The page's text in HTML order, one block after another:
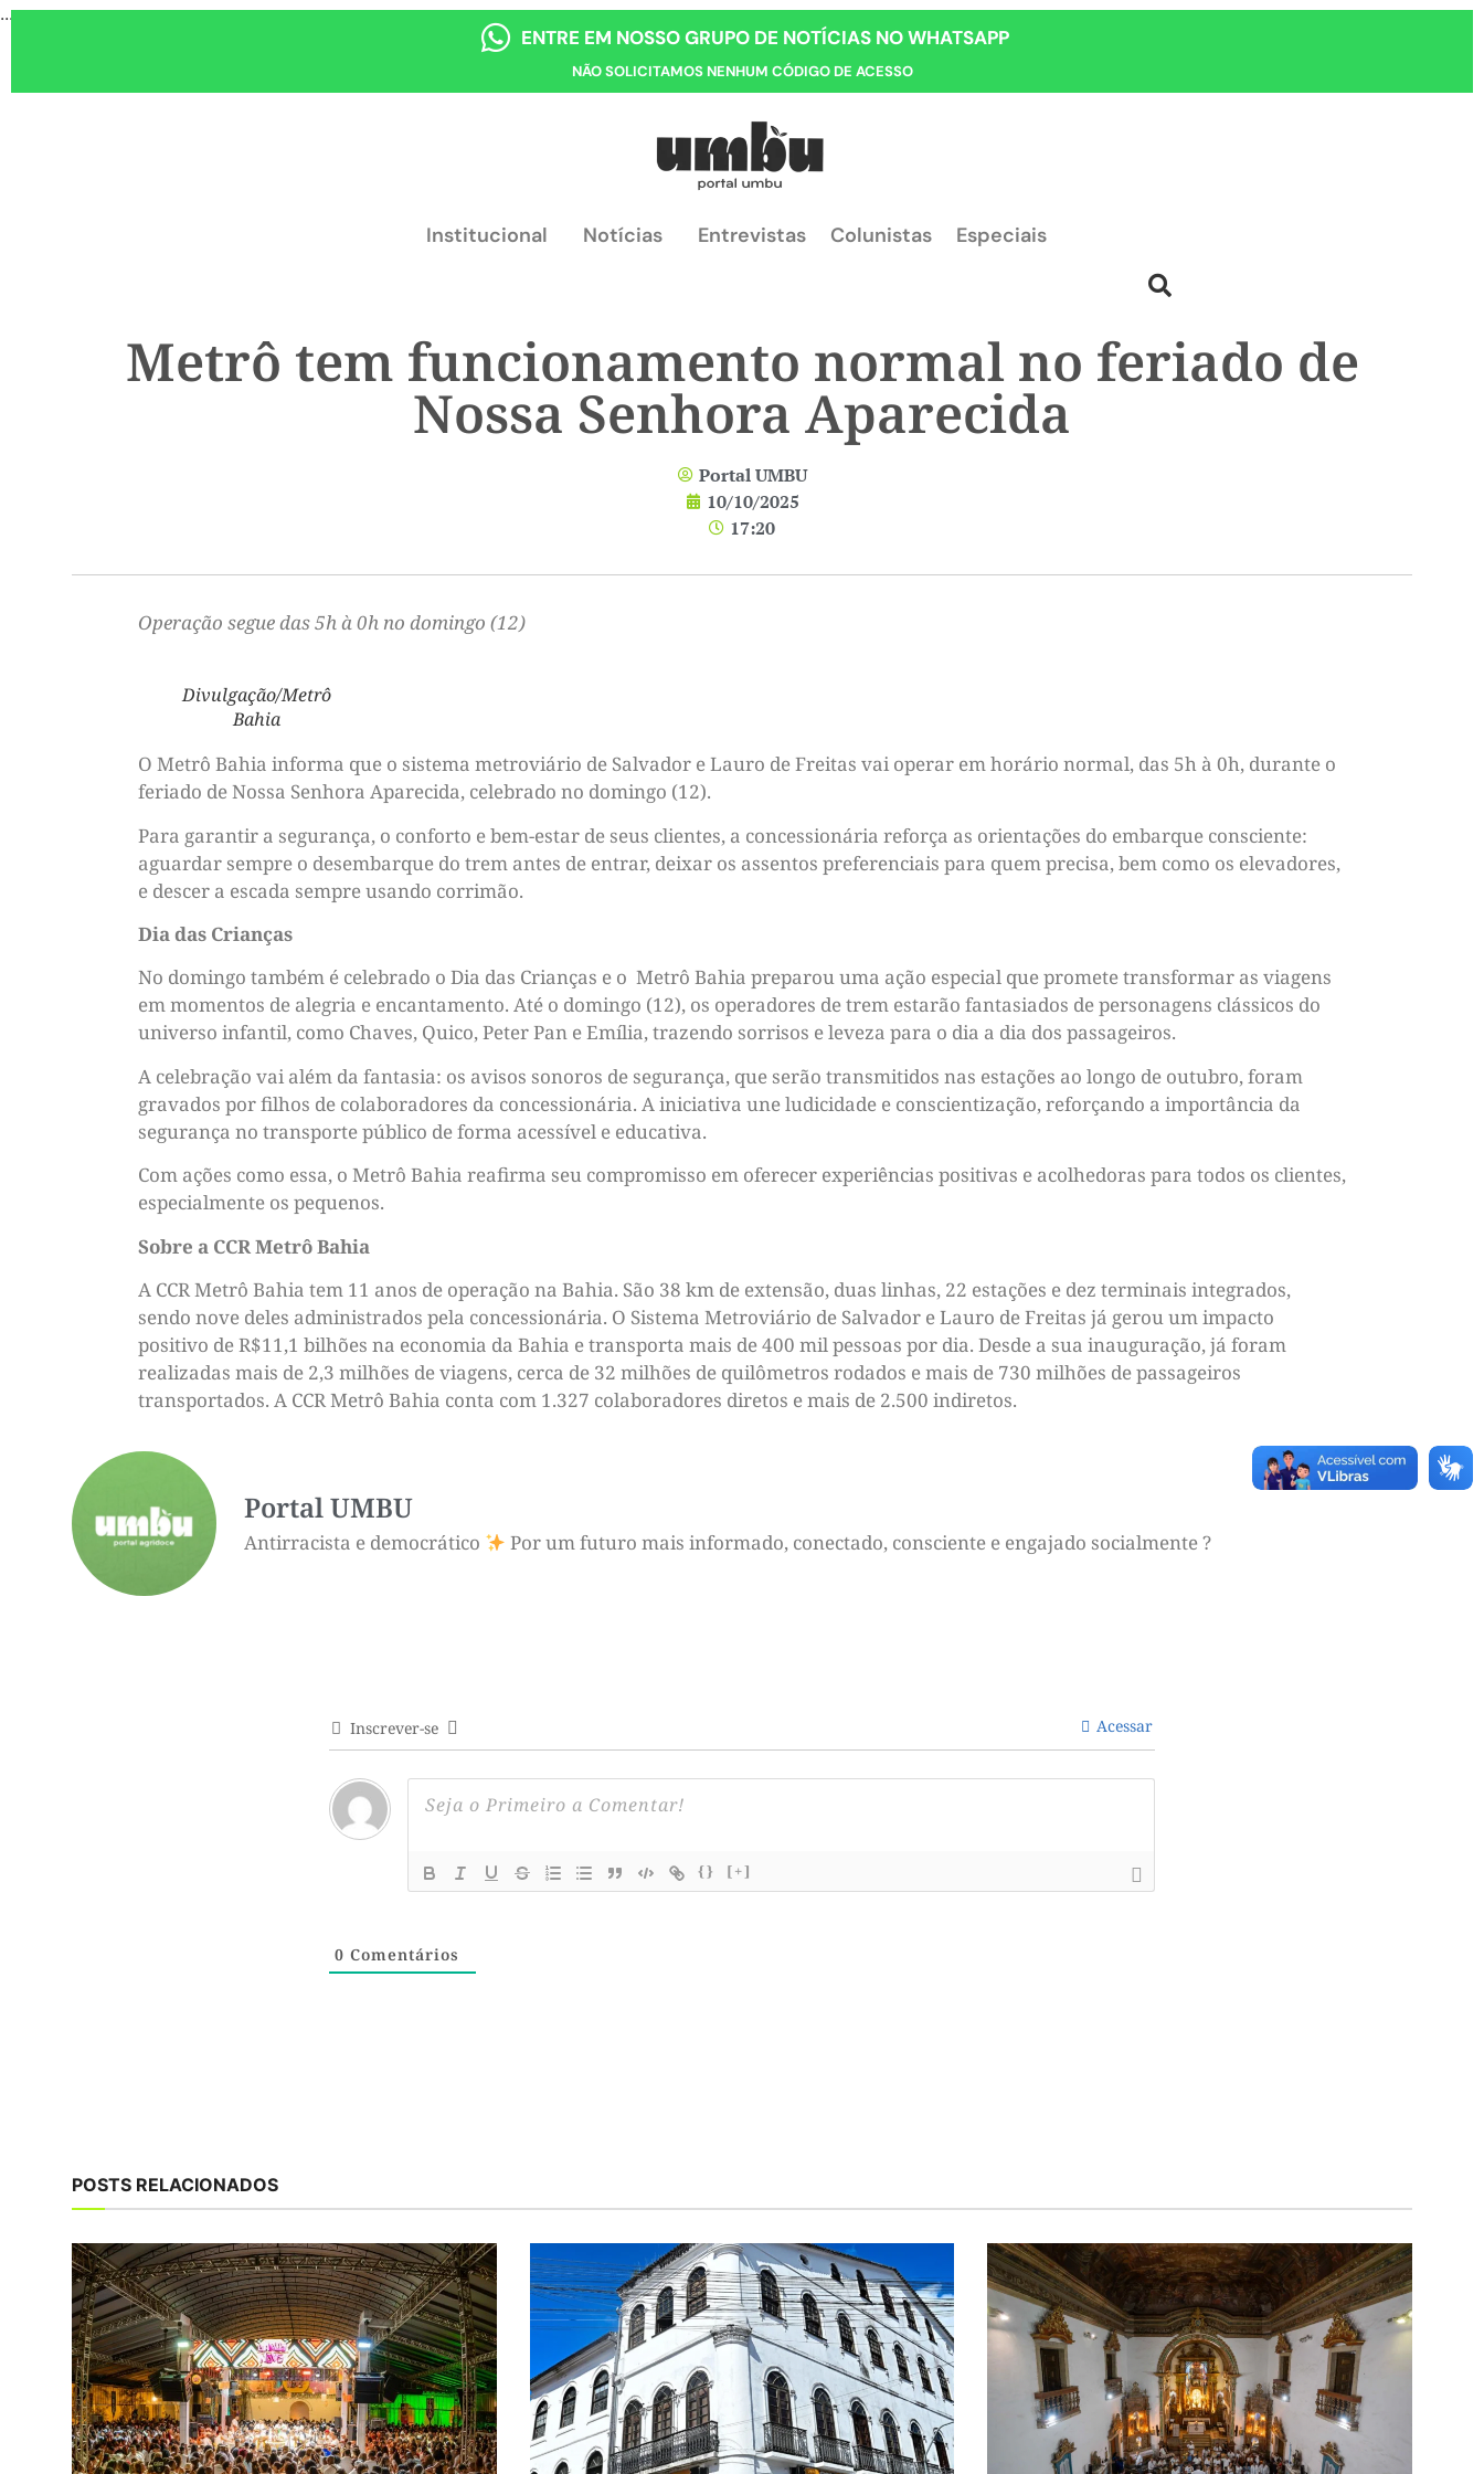
...
ENTRE EM NOSSO GRUPO DE NOTÍCIAS NO WHATSAPP
NÃO SOLICITAMOS NENHUM CÓDIGO DE ACESSO
Institucional Notícias Entrevistas Colunistas Especiais
Metrô tem funcionamento normal no feriado de
Nossa Senhora Aparecida
Portal UMBU
10/10/2025
17:20
Operação segue das 5h à 0h no domingo (12)
Divulgação/Metrô
Bahia
O Metrô Bahia informa que o sistema metroviário de Salvador e Lauro de Freitas vai operar em horário normal, das 5h à 0h, durante o
feriado de Nossa Senhora Aparecida, celebrado no domingo (12).
Para garantir a segurança, o conforto e bem-estar de seus clientes, a concessionária reforça as orientações do embarque consciente:
aguardar sempre o desembarque do trem antes de entrar, deixar os assentos preferenciais para quem precisa, bem como os elevadores,
e descer a escada sempre usando corrimão.
Dia das Crianças
No domingo também é celebrado o Dia das Crianças e o Metrô Bahia preparou uma ação especial que promete transformar as viagens
em momentos de alegria e encantamento. Até o domingo (12), os operadores de trem estarão fantasiados de personagens clássicos do
universo infantil, como Chaves, Quico, Peter Pan e Emília, trazendo sorrisos e leveza para o dia a dia dos passageiros.
A celebração vai além da fantasia: os avisos sonoros de segurança, que serão transmitidos nas estações ao longo de outubro, foram
gravados por filhos de colaboradores da concessionária. A iniciativa une ludicidade e conscientização, reforçando a importância da
segurança no transporte público de forma acessível e educativa.
Com ações como essa, o Metrô Bahia reafirma seu compromisso em oferecer experiências positivas e acolhedoras para todos os clientes,
especialmente os pequenos.
Sobre a CCR Metrô Bahia
A CCR Metrô Bahia tem 11 anos de operação na Bahia. São 38 km de extensão, duas linhas, 22 estações e dez terminais integrados,
sendo nove deles administrados pela concessionária. O Sistema Metroviário de Salvador e Lauro de Freitas já gerou um impacto
positivo de R$11,1 bilhões na economia da Bahia e transporta mais de 400 mil pessoas por dia. Desde a sua inauguração, já foram
realizadas mais de 2,3 milhões de viagens, cerca de 32 milhões de quilômetros rodados e mais de 730 milhões de passageiros
transportados. A CCR Metrô Bahia conta com 1.327 colaboradores diretos e mais de 2.500 indiretos.
Portal UMBU
Antirracista e democrático Por um futuro mais informado, conectado, consciente e engajado socialmente ?
Inscrever-se Acessar
{} [+]
0 Comentários
POSTS RELACIONADOS